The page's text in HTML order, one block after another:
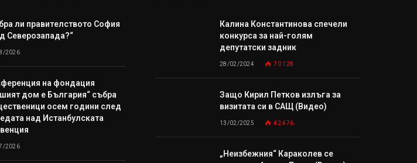
ли правителството София
Северозапада?“
2026
на фондация
дом е България“ събра
осем години след
над Истанбулската
2026
Калина Константинова спечели
конкурса за най-голям
депутатски задник
28/02/2024 70 128
Защо Кирил Петков излъга за
визитата си в САЩ (Видео)
13/02/2025 42 476
„Неизбежния“ Караколев се